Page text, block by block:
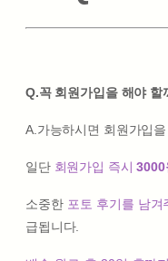
Q.꼭 회원가입을 해야 할
A.가능하시면 회원가입
일단 회원가입 즉시3000
소중한 포토 후기를 남겨
급됩니다.